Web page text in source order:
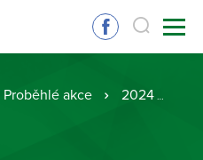
Proběhlé akce 2024